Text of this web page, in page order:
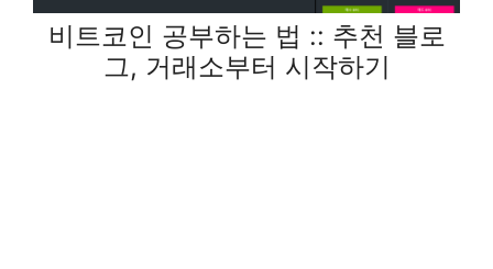
비트코인 공부하는 법 :: 추천 블로
그, 거래소부터 시작하기